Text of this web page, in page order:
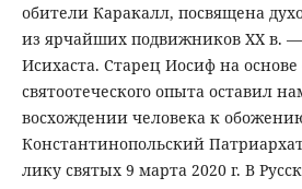
обители Каракалл, посвящена
из ярчайших подвижников XX в.
Исихаста. Старец Иосиф на основе
святоотеческого опыта оставил
восхождении человека к
Константинопольский
лику святых 9 марта 2020 г. В